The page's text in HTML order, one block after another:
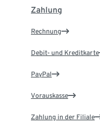
Zahlung
Rechnung
Debit- und Kreditkarte
PayPal
Vorauskasse
Zahlung in der Filiale